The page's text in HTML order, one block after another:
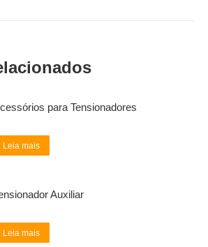
para Tensionadores
Leia mais
Auxiliar
Leia mais